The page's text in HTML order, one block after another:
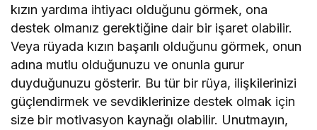
kızın yardıma ihtiyacı olduğunu görmek, ona
destek olmanız gerektiğine dair bir işaret olabilir.
Veya rüyada kızın başarılı olduğunu görmek, onun
adına mutlu olduğunuzu ve onunla gurur
duyduğunuzu gösterir. Bu tür bir rüya, ilişkilerinizi
güçlendirmek ve sevdiklerinize destek olmak için
size bir motivasyon kaynağı olabilir. Unutmayın,